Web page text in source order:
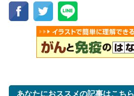
あなたにおススメの記事はこちら